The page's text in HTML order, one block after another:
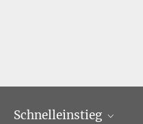
Schnelleinstieg